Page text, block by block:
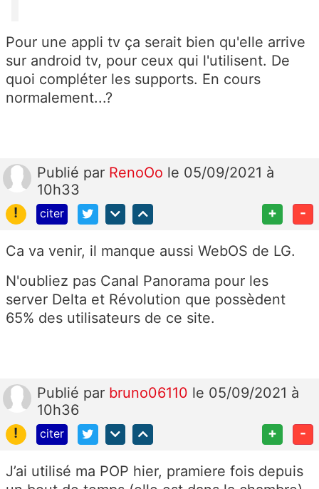
Pour une appli tv ça serait bien qu'elle arrive
sur android tv, pour ceux qui l'utilisent. De
quoi compléter les supports. En cours
normalement...?
Publié par RenoOo le 05/09/2021 à
10h33
!
citer + -
Ca va venir, il manque aussi WebOS de LG.
N'oubliez pas Canal Panorama pour les
server Delta et Révolution que possèdent
65% des utilisateurs de ce site.
Publié par bruno06110 le 05/09/2021 à
10h36
!
citer + -
J’ai utilisé ma POP hier, pramiere fois depuis